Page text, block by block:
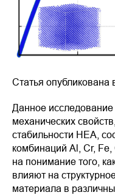
Статья опубликована
Данное
механических
стабильности HEA,
комбинаций Al, Cr,
на понимание того,
влияют на
материала в